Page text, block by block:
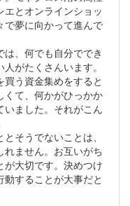
とオンラインショッ
で夢に向かって進んで
、何でも自分ででき
がたくさんいます。
う資金集めをすると
くて、何かがひっかか
いました。それがこん
そうでないことは、
れません。お互いがち
が大切です。決めつけ
することが大事だと